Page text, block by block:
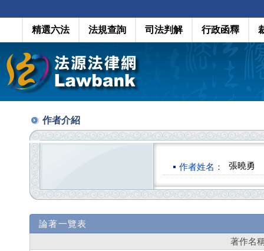
精選六法 法規查詢 司法判解 行政函釋
作者介紹
作者姓名： 張曉勇
論著一覽表
著作名